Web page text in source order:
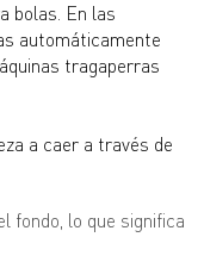
bolas. En las
automáticamente
tragaperras
a caer a través de
fondo, lo que significa